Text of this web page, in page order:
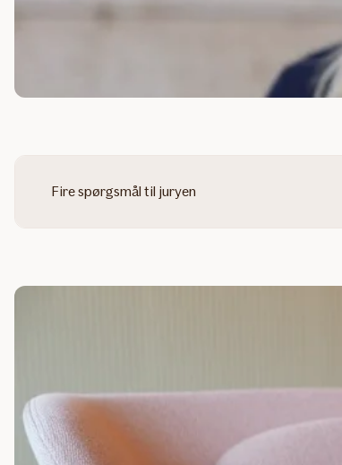
Fire spørgsmål til juryen